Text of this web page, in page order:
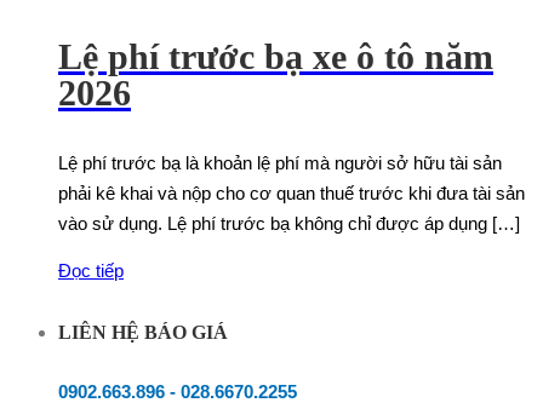
Lệ phí trước bạ xe ô tô năm
2026
Lệ phí trước bạ là khoản lệ phí mà người sở hữu tài sản
phải kê khai và nộp cho cơ quan thuế trước khi đưa tài sản
vào sử dụng. Lệ phí trước bạ không chỉ được áp dụng […]
Đọc tiếp
LIÊN HỆ BÁO GIÁ
0902.663.896 - 028.6670.2255